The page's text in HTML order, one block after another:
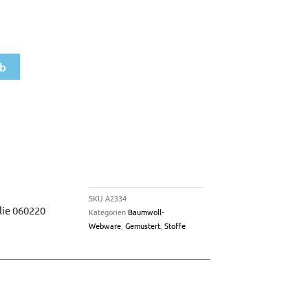
060220
SKU A2334
Kategorien Baumwoll-
Webware, Gemustert, Stoffe